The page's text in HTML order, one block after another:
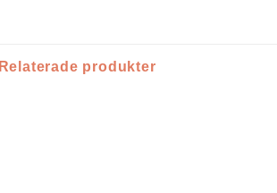
Relaterade produkter